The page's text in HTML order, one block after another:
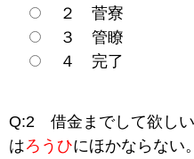
２ 菅寮
３ 管瞭
４ 完了
Q:2 借金までして欲し
はろうひにほかならない。